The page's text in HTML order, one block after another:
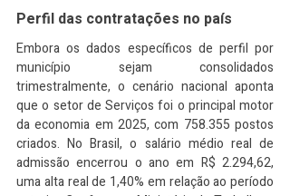
Perfil das contratações no país
Embora os dados específicos de perfil por
município sejam consolidados
trimestralmente, o cenário nacional aponta
que o setor de Serviços foi o principal motor
da economia em 2025, com 758.355 postos
criados. No Brasil, o salário médio real de
admissão encerrou o ano em R$ 2.294,62,
uma alta real de 1,40% em relação ao período